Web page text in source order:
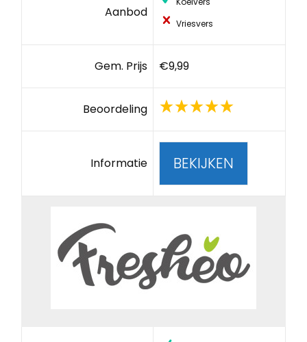
Aanbod
Vriesvers
Gem. Prijs €9,99
Beoordeling
Informatie BEKIJKEN